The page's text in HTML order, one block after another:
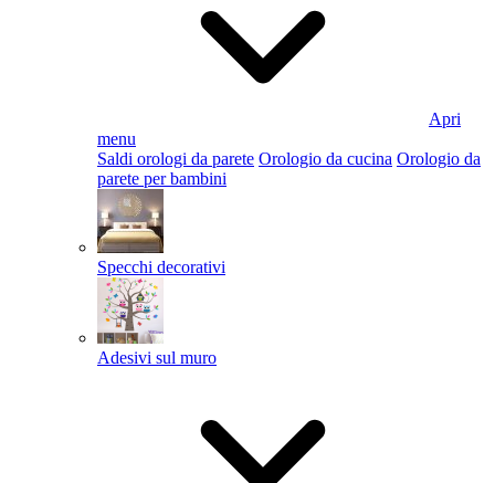
Apri
menu
Saldi orologi da parete Orologio da cucina Orologio da
parete per bambini
Specchi decorativi
Adesivi sul muro